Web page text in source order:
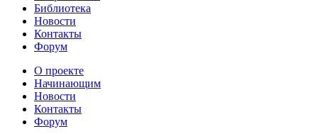
Библиотека
Новости
Контакты
Форум
О проекте
Начинающим
Новости
Контакты
Форум